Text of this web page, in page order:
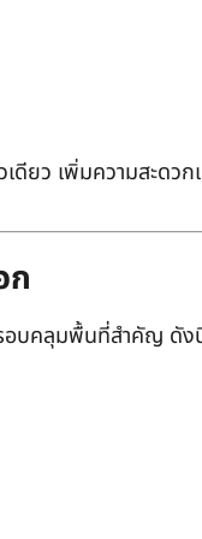
ว เพิ่มความสะดวกแ
ก
อบคลุมพื้นที่สำคัญ ดัง